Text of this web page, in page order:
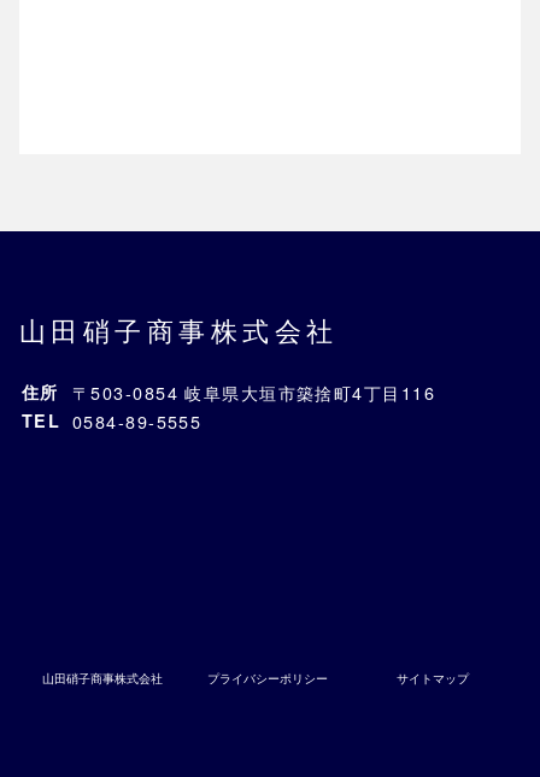
山田硝子商事株式会社
住所 〒503-0854 岐阜県大垣市築捨町4丁目116
TEL 0584-89-5555
山田硝子商事株式会社 プライバシーポリシー サイトマップ